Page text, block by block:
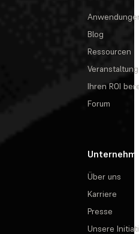
Blog
Ressourcen
Ihren ROI
Forum
Über uns
Karriere
Presse
Unsere